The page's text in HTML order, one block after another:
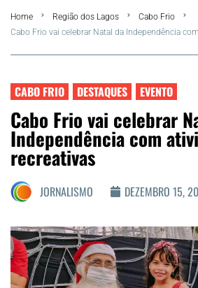
FLA Araru 2026
Região dos Lagos
Agenda Cultural
Colunistas
Home Região dos Lagos
Cabo Frio
Cabo Frio vai celebrar Natal da Independência
CABO FRIO DESTAQUES EVENTO
Cabo Frio vai celebrar
Independência com
recreativas
JORNALISMO DEZEMBRO 15,